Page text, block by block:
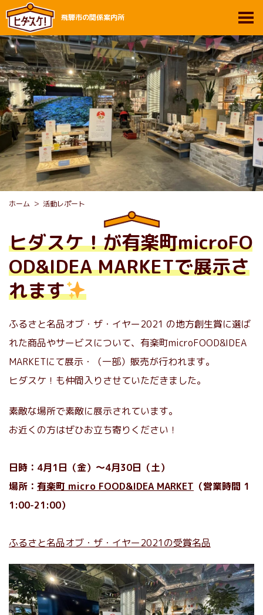
飛騨市の関係案内所
ホーム 活動レポート
ヒダスケ！が有楽町microFO
OD&IDEA MARKETで展示さ
れます
ふるさと名品オブ・ザ・イヤー2021 の地方創生賞に選ば
れた商品やサービスについて、有楽町microFOOD&IDEA
MARKETにて展示・（一部）販売が行われます。
ヒダスケ！も仲間入りさせていただきました。
素敵な場所で素敵に展示されています。
お近くの方はぜひお立ち寄りください！
日時：4月1日（金）〜4月30日（土）
場所： 有楽町 micro FOOD&IDEA MARKET （営業時間 1
1:00-21:00）
ふるさと名品オブ・ザ・イヤー2021の受賞名品